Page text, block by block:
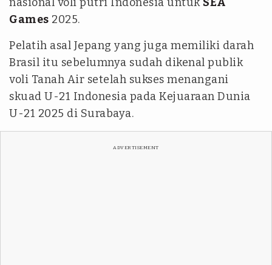
Games 2025.
Pelatih asal Jepang yang juga memiliki darah
Brasil itu sebelumnya sudah dikenal publik
voli Tanah Air setelah sukses menangani
skuad U-21 Indonesia pada Kejuaraan Dunia
U-21 2025 di Surabaya.
ADVERTISEMENT